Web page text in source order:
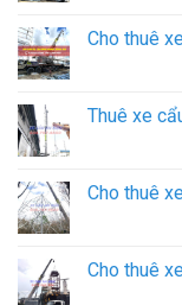
Cho thuê
Thuê xe
Cho thuê
Cho thuê